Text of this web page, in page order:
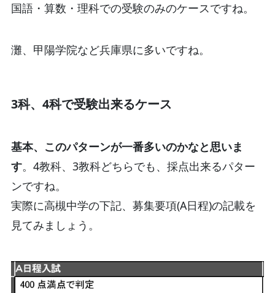
国語・算数・理科での受験のみのケースですね。
灘、甲陽学院など兵庫県に多いですね。
3科、4科で受験出来るケース
基本、このパターンが一番多いのかなと思いま
す。4教科、3教科どちらでも、採点出来るパター
ンですね。
実際に高槻中学の下記、募集要項(A日程)の記載を
見てみましょう。